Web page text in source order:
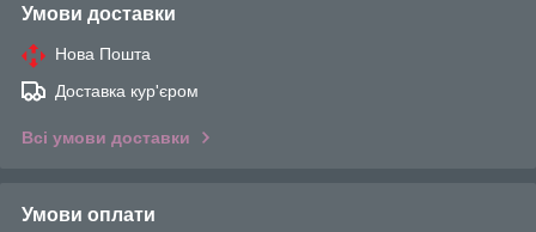
Умови доставки
Нова Пошта
Доставка кур'єром
Всі умови доставки
Умови оплати